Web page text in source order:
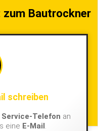
Bautrockner
schreiben
Telefon an
eine E-Mail.